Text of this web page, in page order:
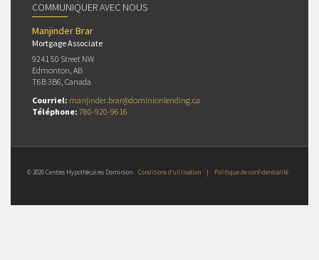
COMMUNIQUER AVEC NOUS
Manjinder Brar
Mortgage Associate
9241 50 Street NW
Edmonton, AB
T6B 3B6, Canada
Courriel: manjinder.brar@dominionlending.ca
Téléphone: 780-920-9616
© 2026 Centres Hypothécaires Dominion Conditions d’utilisation | Politique de confidentialité